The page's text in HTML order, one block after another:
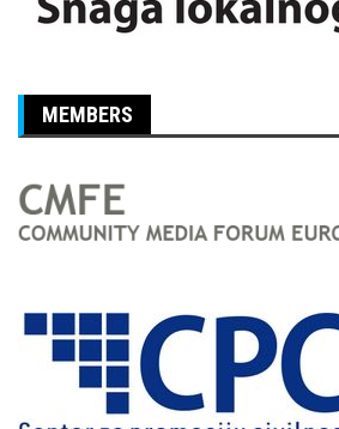
MEMBERS